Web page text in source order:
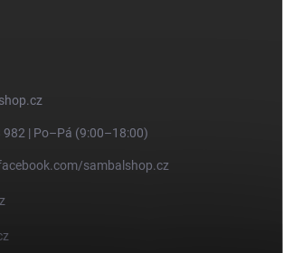
| Po–Pá (9:00–18:00)
sambalshop.cz